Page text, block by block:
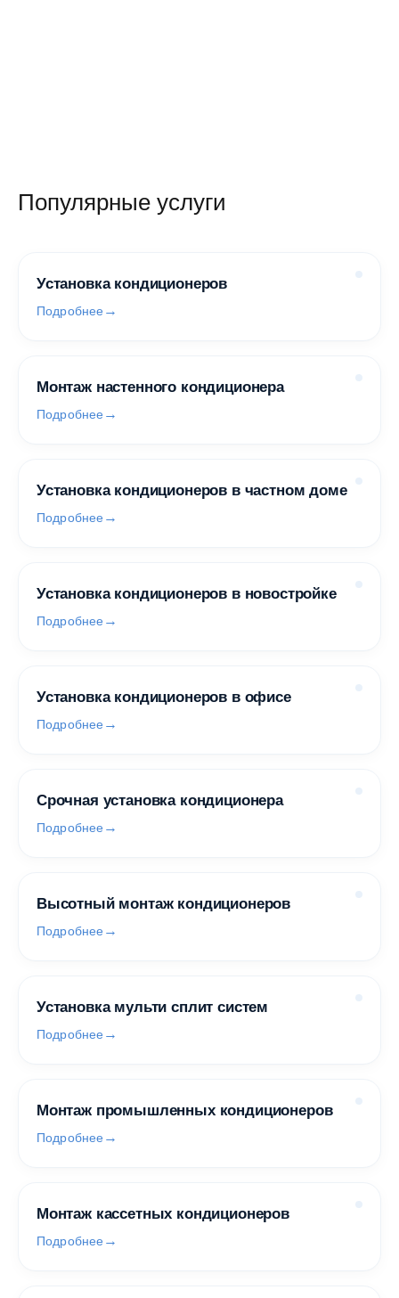
Популярные услуги
Установка кондиционеров
Подробнее
Монтаж настенного кондиционера
Подробнее
Установка кондиционеров в частном доме
Подробнее
Установка кондиционеров в новостройке
Подробнее
Установка кондиционеров в офисе
Подробнее
Срочная установка кондиционера
Подробнее
Высотный монтаж кондиционеров
Подробнее
Установка мульти сплит систем
Подробнее
Монтаж промышленных кондиционеров
Подробнее
Монтаж кассетных кондиционеров
Подробнее